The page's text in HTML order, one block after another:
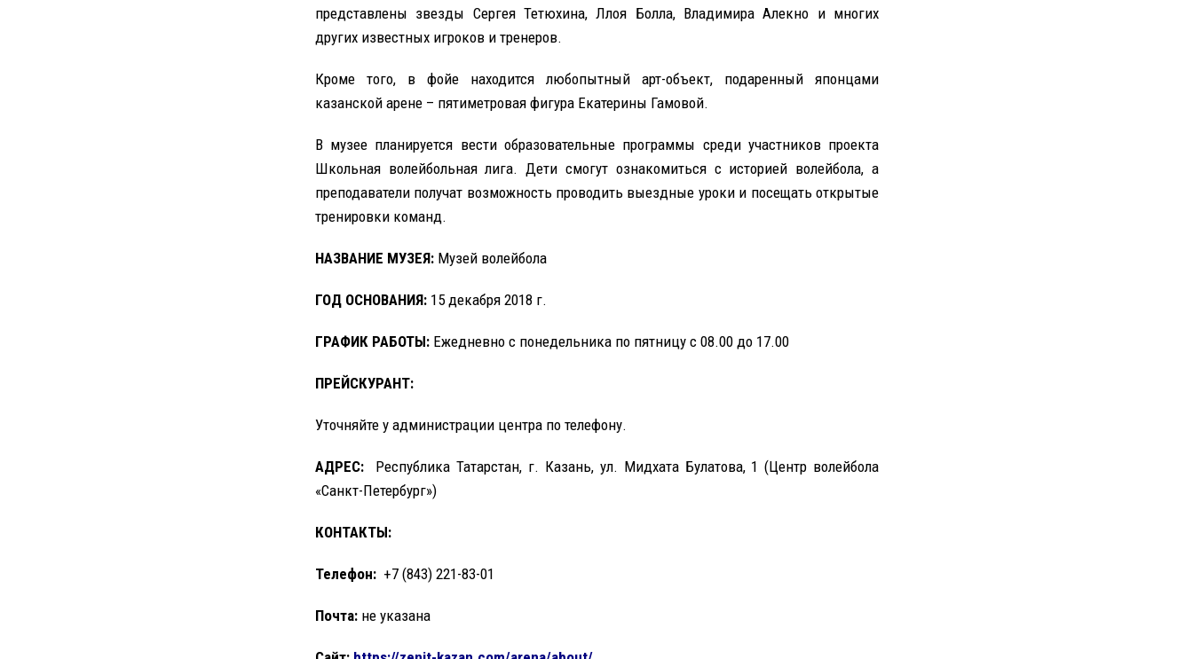
представлены звезды Сергея Тетюхина, Ллоя Болла, Владимира Алекно и многих
других известных игроков и тренеров.
Кроме того, в фойе находится любопытный арт-объект, подаренный японцами
казанской арене – пятиметровая фигура Екатерины Гамовой.
В музее планируется вести образовательные программы среди участников проекта
Школьная волейбольная лига. Дети смогут ознакомиться с историей волейбола, а
преподаватели получат возможность проводить выездные уроки и посещать открытые
тренировки команд.
НАЗВАНИЕ МУЗЕЯ: Музей волейбола
ГОД ОСНОВАНИЯ:15 декабря 2018 г.
ГРАФИК РАБОТЫ:Ежедневно с понедельника по пятницу с 08.00 до 17.00
ПРЕЙСКУРАНТ:
Уточняйте у администрации центра по телефону.
АДРЕС:Республика Татарстан, г. Казань, ул. Мидхата Булатова, 1 (Центр волейбола
«Санкт-Петербург»)
КОНТАКТЫ:
Телефон: +7 (843) 221-83-01
Почта: не указана